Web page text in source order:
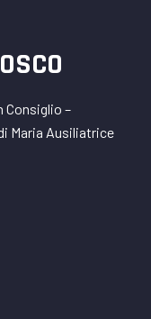
Consiglio –
Maria Ausiliatrice